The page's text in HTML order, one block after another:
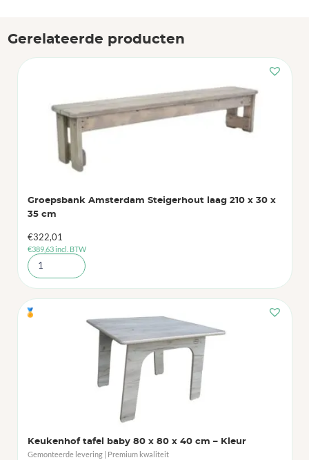
Gerelateerde producten
Groepsbank Amsterdam Steigerhout laag 210 x 30 x
35 cm
€322,01
€389,63incl. BTW
🏅
Keukenhof tafel baby 80 x 80 x 40 cm – Kleur
Gemonteerde levering | Premium kwaliteit